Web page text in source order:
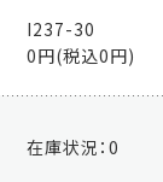
I237-30
0円(税込0円)
在庫状況：0